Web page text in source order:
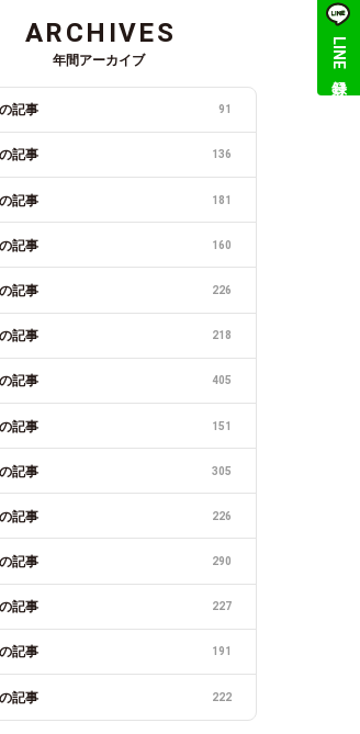
ARCHIVES
年間アーカイブ
記事 91
記事 136
記事 181
記事 160
記事 226
記事 218
記事 405
記事 151
記事 305
記事 226
記事 290
記事 227
記事 191
記事 222
LINE登録